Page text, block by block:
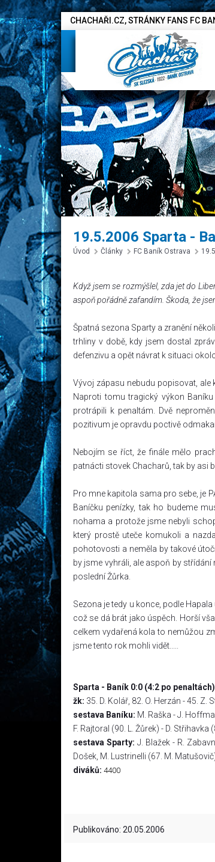
CHACHAŘI.CZ, STRÁNKY FANS FC
19.5.2006 Sparta -
Úvod Články FC Baník Ostrava
Když jsem se rozmýšlel, zda jet do
aspoň pořádně zafandím. Škoda, že
Špatná sezona Sparty a zranění
trhliny v době, kdy jsem dostal
defenzivu a opět návrat k situaci
Vývoj zápasu nebudu popisovat, ale
Naproti tomu tragický výkon
protrápili k penaltám. Dvě
pozitivum je opravdu poctivě
Nebojím se říct, že finále mělo
patnácti stovek Chacharů, tak by asi
Pro mne kapitola sama pro sebe, je
Baníčku penízky, tak ho budeme
nohama a protože jsme nebyli
který prostě uteče komukoli a
pohotovosti a neměla by takové
by jsme vyhráli, ale aspoň by
poslední Žůrka.
Sezona je tedy u konce, podle
což se dá brát jako úspěch. Horší
celkem vydařená kola to nemůžou
jsme tento rok mohli vidět.....
Sparta - Baník 0:0 (4:2 po penaltách)
žk: 35. D. Kolář, 82. O. Herzán - 45. Z.
sestava Baníku: M. Raška - J.
F. Rajtoral (90. L. Žůrek) - D. Střihavka
sestava Sparty: J. Blažek - R.
Došek, M. Lustrinelli (67. M.
diváků: 4400
Publikováno: 20.05.2006